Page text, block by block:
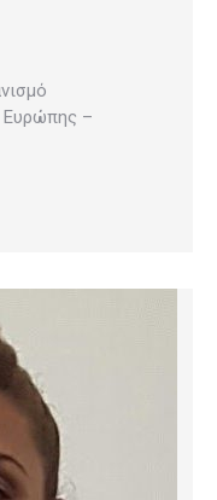
Ευρώπης –